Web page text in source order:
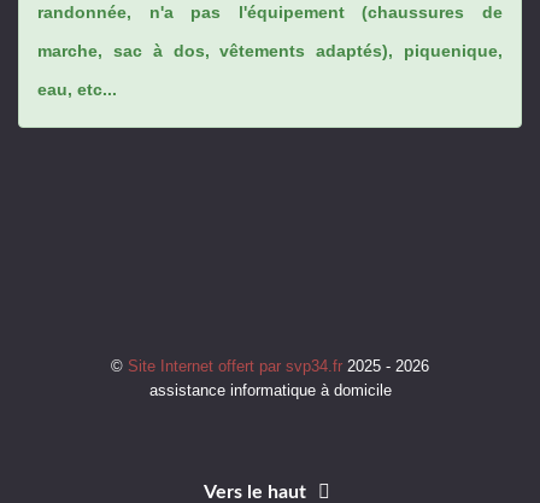
randonnée, n'a pas l'équipement (chaussures de
marche, sac à dos, vêtements adaptés), piquenique,
eau, etc...
© Site Internet offert par svp34.fr 2025 - 2026
assistance informatique à domicile
Vers le haut